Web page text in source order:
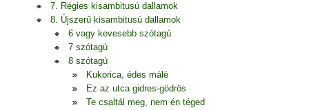
7. Régies kisambitusú dallamok
8. Újszerű kisambitusú dallamok
6 vagy kevesebb szótagú
7 szótagú
8 szótagú
Kukorica, édes málé
Ez az utca gidres-gödrös
Te csaltál meg, nem én téged